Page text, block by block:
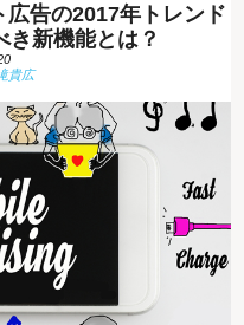
告の2017年トレンド
き新機能とは？